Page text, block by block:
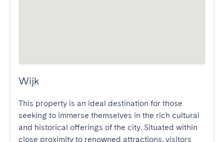
Wijk
This property is an ideal destination for those
seeking to immerse themselves in the rich cultural
and historical offerings of the city. Situated within
close proximity to renowned attractions, visitors